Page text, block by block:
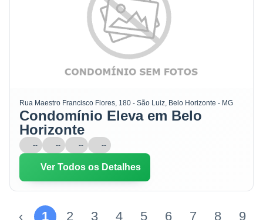
Rua Maestro Francisco Flores, 180 - São Luiz, Belo Horizonte - MG
Condomínio Eleva em Belo
Horizonte
-- -- -- --
Ver Todos os Detalhes
‹ 1 2 3 4 5 6 7 8
9